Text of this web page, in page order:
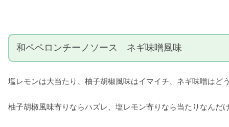
和ペペロンチーノソース ネギ味噌風味
塩レモンは大当たり、柚子胡椒風味はイマイチ、ネギ味噌はど
柚子胡椒風味寄りならハズレ、塩レモン寄りなら当たりなんだ